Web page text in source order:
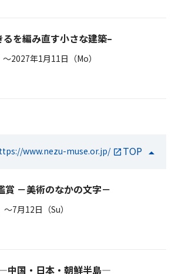
を編み直す小さな建築–
2027年1月11日（Mo）
www.nezu-muse.or.jp/ TOP
賞 －美術のなかの文字－
7月12日（Su）
中国・日本・朝鮮半島―